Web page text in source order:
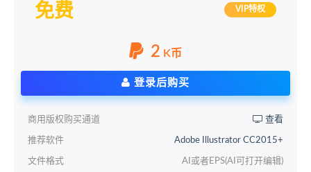
免费 VIP特权
2 K币
登录后购买
商用版权购买通道 查看
推荐软件 Adobe Illustrator CC2015+
文件格式 AI或者EPS(AI可打开编辑)